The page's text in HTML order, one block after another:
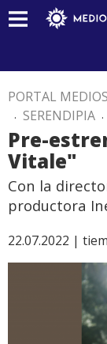
PORTAL
. SERENDIPIA .
Pre-
Vitale"
Con la
productora
22.07.2022 |